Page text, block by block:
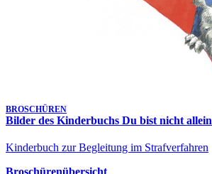
BROSCHÜREN
Bilder des Kinderbuchs Du bist nicht allein
Kinderbuch zur Begleitung im Strafverfahren
Broschürenübersicht